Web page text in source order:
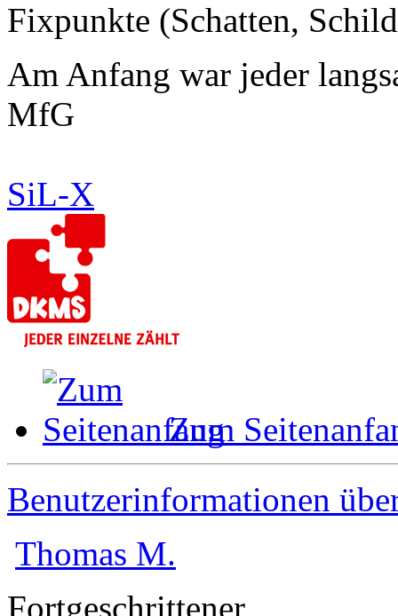
Fixpunkte (Schatten,
Am Anfang war jeder
MfG
SiL-X
Zum
Benutzerinformationen
Thomas M.
Fortgeschrittener